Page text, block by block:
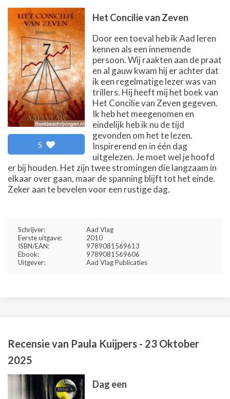
5
Het Concilie van Zeven
Door een toeval heb ik Aad leren
kennen als een innemende
persoon. Wij raakten aan de praat
en al gauw kwam hij er achter dat
ik een regelmatige lezer was van
trillers. Hij heeft mij het boek van
Het Concilie van Zeven gegeven.
Ik heb het meegenomen en
eindelijk heb ik nu de tijd
gevonden om het te lezen.
Inspirerend en in één dag
uitgelezen. Je moet wel je hoofd
er bij houden. Het zijn twee stromingen die langzaam in
elkaar over gaan, maar de spanning blijft tot het einde.
Zeker aan te bevelen voor een rustige dag.
Schrijver:
Aad Vlag
Eerste uitgave:
2010
ISBN/EAN:
9789081569613
Ebook:
9789081569606
Uitgever:
Aad Vlag Publicaties
Recensie van Paula Kuijpers - 23 Oktober
2025
Dag een